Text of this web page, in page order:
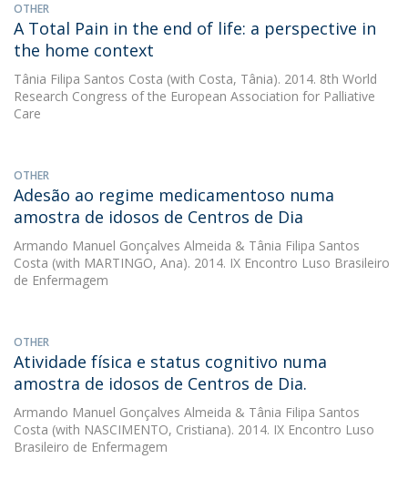
OTHER
A Total Pain in the end of life: a perspective in
the home context
Tânia Filipa Santos Costa (with Costa, Tânia). 2014. 8th World
Research Congress of the European Association for Palliative
Care
OTHER
Adesão ao regime medicamentoso numa
amostra de idosos de Centros de Dia
Armando Manuel Gonçalves Almeida & Tânia Filipa Santos
Costa (with MARTINGO, Ana). 2014. IX Encontro Luso Brasileiro
de Enfermagem
OTHER
Atividade física e status cognitivo numa
amostra de idosos de Centros de Dia.
Armando Manuel Gonçalves Almeida & Tânia Filipa Santos
Costa (with NASCIMENTO, Cristiana). 2014. IX Encontro Luso
Brasileiro de Enfermagem